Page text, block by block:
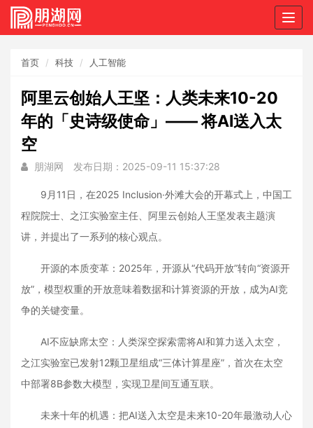
首页 科技 人工智能
阿里云创始人王坚：人类未来10-20
年的「史诗级使命」—— 将AI送入太
空
朋湖网 发布日期：2025-09-11 15:37:28
9月11日，在2025 Inclusion·外滩大会的开幕式上，中国工
程院院士、之江实验室主任、阿里云创始人王坚发表主题演
讲，并提出了一系列的核心观点。
开源的本质变革：2025年，开源从“代码开放”转向“资源开
放”，模型权重的开放意味着数据和计算资源的开放，成为AI竞
争的关键变量。
AI不应缺席太空：人类深空探索需将AI和算力送入太空，
之江实验室已发射12颗卫星组成“三体计算星座”，首次在太空
中部署8B参数大模型，实现卫星间互通互联。
未来十年的机遇：把AI送入太空是未来10-20年最激动人心